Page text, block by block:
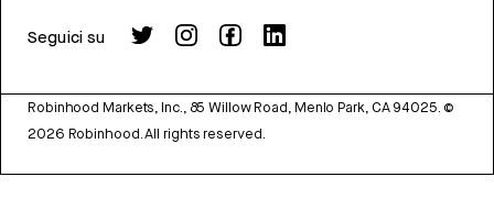
Seguici su
Robinhood Markets, Inc., 85 Willow Road, Menlo Park, CA 94025. ©
2026 Robinhood. All rights reserved.